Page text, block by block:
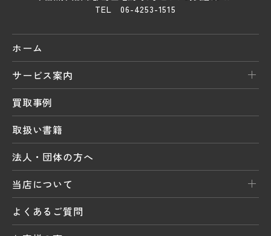
TEL 06-4253-1515
ホーム
サービス案内
買取事例
取扱い書籍
法人・団体の方へ
当店について
よくあるご質問